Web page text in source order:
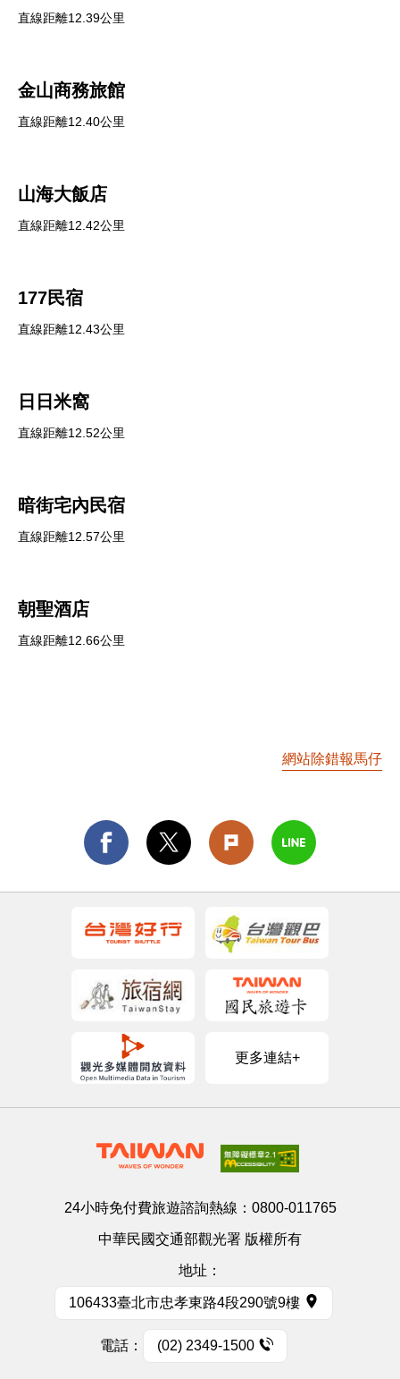
直線距離12.39公里
金山商務旅館
直線距離12.40公里
山海大飯店
直線距離12.42公里
177民宿
直線距離12.43公里
日日米窩
直線距離12.52公里
暗街宅內民宿
直線距離12.57公里
朝聖酒店
直線距離12.66公里
網站除錯報馬仔
更多連結+
24小時免付費旅遊諮詢熱線： 0800-011765
中華民國交通部觀光署 版權所有
地址：
106433臺北市忠孝東路4段290號9樓
電話： (02) 2349-1500